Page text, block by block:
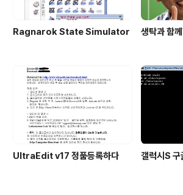
Ragnarok State Simulator 생탁과 함
UltraEdit v17 정품등록하다 갤럭시S 구